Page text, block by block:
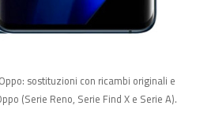
sostituzioni con ricambi originali e
(Serie Reno, Serie Find X e Serie A).